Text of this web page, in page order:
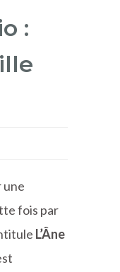
:
une
fois par
L’Âne